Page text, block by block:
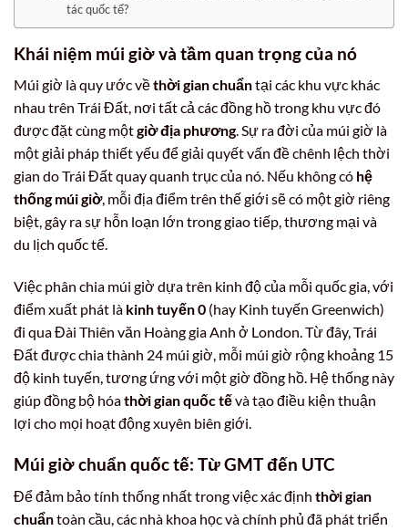
tác quốc tế?
Khái niệm múi giờ và tầm quan trọng của nó
Múi giờ là quy ước vềthời gian chuẩntại các khu vực khác
nhau trên Trái Đất, nơi tất cả các đồng hồ trong khu vực đó
được đặt cùng mộtgiờ địa phương. Sự ra đời của múi giờ là
một giải pháp thiết yếu để giải quyết vấn đề chênh lệch thời
gian do Trái Đất quay quanh trục của nó. Nếu không có hệ
thống múi giờ, mỗi địa điểm trên thế giới sẽ có một giờ riêng
biệt, gây ra sự hỗn loạn lớn trong giao tiếp, thương mại và
du lịch quốc tế.
Việc phân chia múi giờ dựa trên kinh độ của mỗi quốc gia, với
điểm xuất phát là kinh tuyến 0 (hay Kinh tuyến Greenwich)
đi qua Đài Thiên văn Hoàng gia Anh ở London. Từ đây, Trái
Đất được chia thành 24 múi giờ, mỗi múi giờ rộng khoảng 15
độ kinh tuyến, tương ứng với một giờ đồng hồ. Hệ thống này
giúp đồng bộ hóathời gian quốc tếvà tạo điều kiện thuận
lợi cho mọi hoạt động xuyên biên giới.
Múi giờ chuẩn quốc tế: Từ GMT đến UTC
Để đảm bảo tính thống nhất trong việc xác định thời gian
chuẩntoàn cầu, các nhà khoa học và chính phủ đã phát triển